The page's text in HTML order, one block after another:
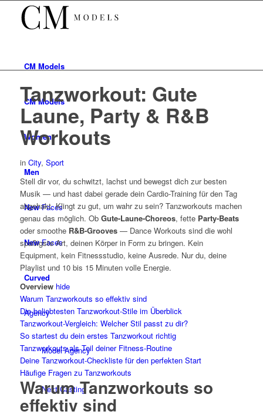
CM Models
CMModels
Women
Men
NewFaces
NewFaces
Curved
Agency
Model Agency
Next Casting
Tanzworkout: Gute
Laune, Party & R&B
Workouts
in City, Sport
Stell dir vor, du schwitzt, lachst und bewegst dich zur besten
Musik — und hast dabei gerade dein Cardio-Training für den Tag
abgehakt. Klingt zu gut, um wahr zu sein? Tanzworkouts machen
genau das möglich. Ob Gute-Laune-Choreos, fette Party-Beats
oder smoothe R&B-Grooves— Dance Workouts sind die wohl
spaßigste Art, deinen Körper in Form zu bringen. Kein
Equipment, kein Fitnessstudio, keine Ausrede. Nur du, deine
Playlist und 10 bis 15 Minuten volle Energie.
Overview hide
Warum Tanzworkouts so effektiv sind
Die beliebtesten Tanzworkout-Stile im Überblick
Tanzworkout-Vergleich: Welcher Stil passt zu dir?
So startest du dein erstes Tanzworkout richtig
Tanzworkouts als Teil deiner Fitness-Routine
Deine Tanzworkout-Checkliste für den perfekten Start
Häufige Fragen zu Tanzworkouts
Warum Tanzworkouts so
effektiv sind